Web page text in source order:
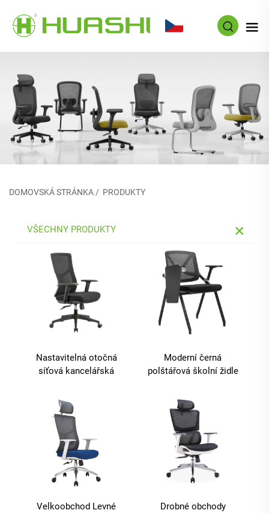
DOMOVSKÁ STRÁNKA / PRODUKTY
VŠECHNY PRODUKTY
Nastavitelná otočná
síťová kancelářská
šéfa z kovu a textilu, s
plastovými prvky.
Moderní černá
polštářová školní židle
použití skládací design
konferenční židle s
písemným deskou pro
obývací pokoj
Velkoobchod Levné
Drobné obchody